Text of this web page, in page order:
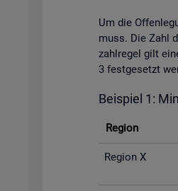
Um die
muss. Die Zahl
zahl­re­gel gilt
3 fest­ge­setzt
Bei­spiel 1:
Re­gi­on
Re­gi­on X